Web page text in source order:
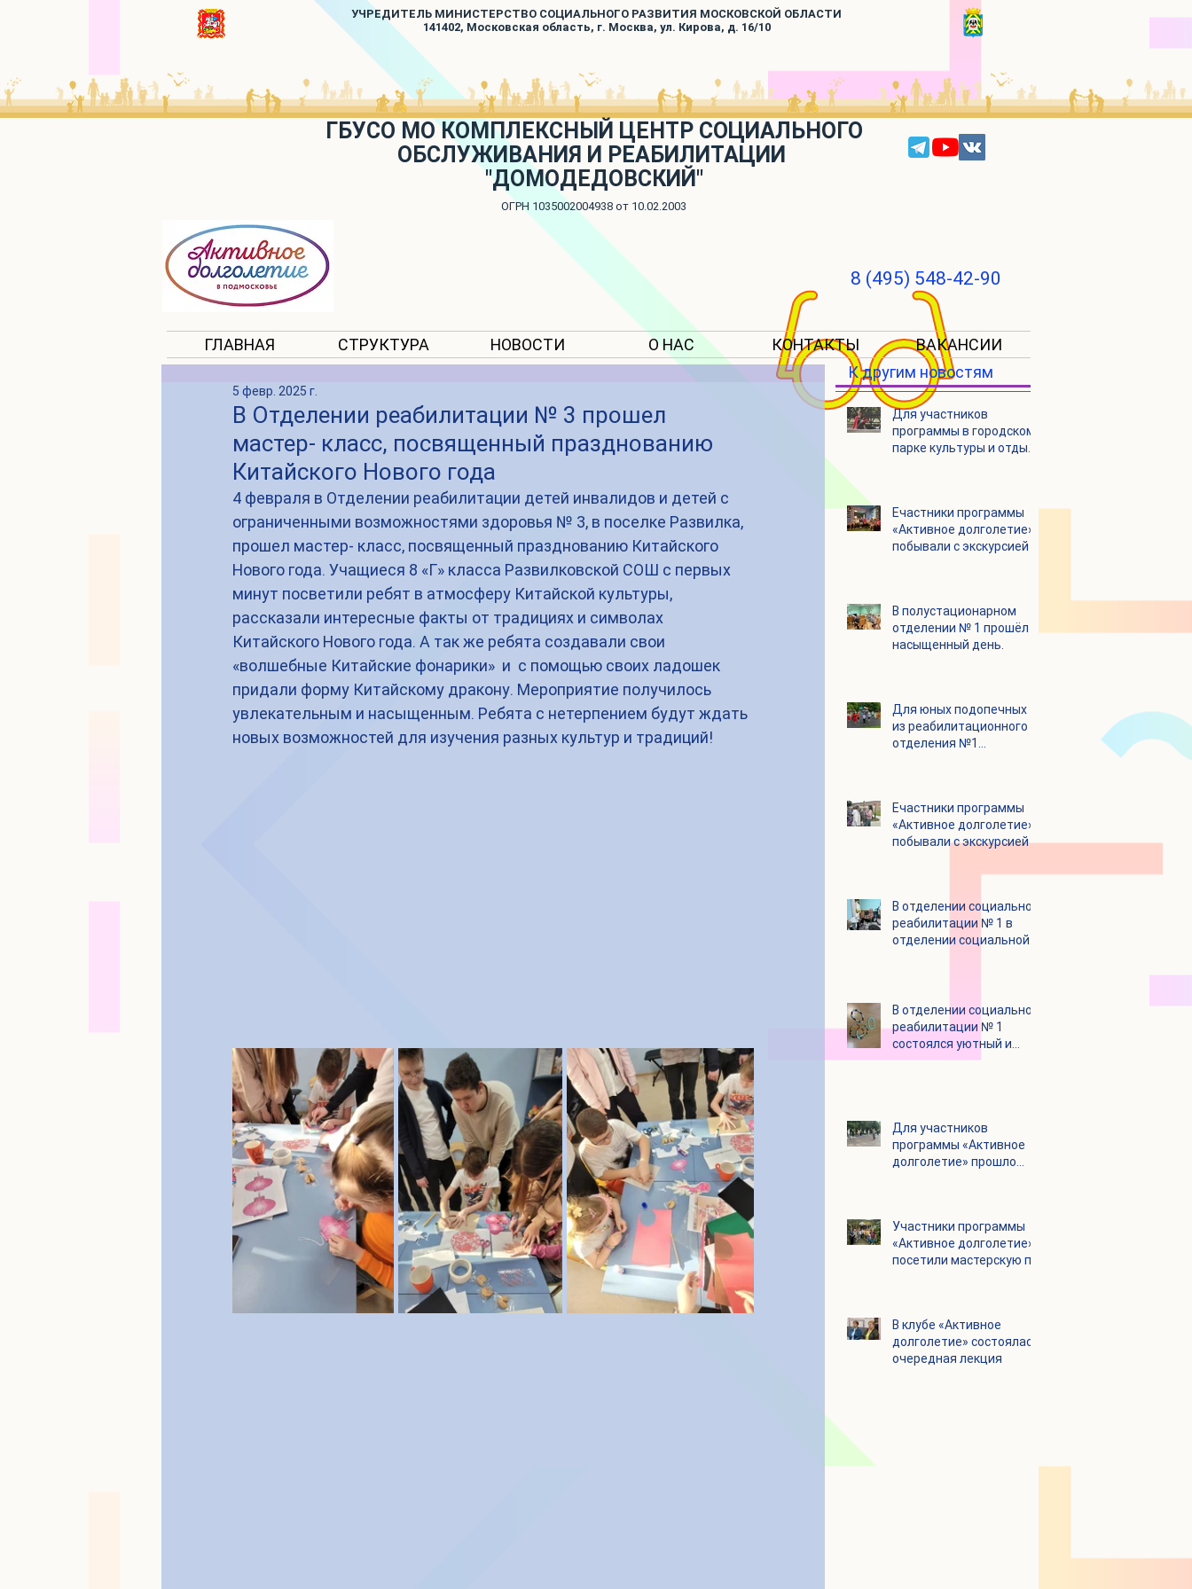
УЧРЕДИТЕЛЬ МИНИСТЕРСТВО СОЦИАЛЬНОГО РАЗВИТИЯ МОСКОВСКОЙ ОБЛАСТИ
141402, Московская область, г. Москва, ул. Кирова, д. 16/10
ГБУСО МО КОМПЛЕКСНЫЙ ЦЕНТР СОЦИАЛЬНОГО
ОБСЛУЖИВАНИЯ И РЕАБИЛИТАЦИИ
"ДОМОДЕДОВСКИЙ"
ОГРН 1035002004938 от 10.02.2003
8 (495) 548-42-90
ГЛАВНАЯ СТРУКТУРА НОВОСТИ О НАС КОНТАКТЫ ВАКАНСИИ
В Отделении реабилитации № 3 прошел
мастер- класс, посвященный празднованию
Китайского Нового года
5 февр. 2025 г.
4 февраля в Отделении реабилитации детей инвалидов и детей с
ограниченными возможностями здоровья № 3, в поселке Развилка,
прошел мастер- класс, посвященный празднованию Китайского
Нового года. Учащиеся 8 «Г» класса Развилковской СОШ с первых
минут посветили ребят в атмосферу Китайской культуры,
рассказали интересные факты от традициях и символах
Китайского Нового года. А так же ребята создавали свои
«волшебные Китайские фонарики»  и  с помощью своих ладошек
придали форму Китайскому дракону. Мероприятие получилось
увлекательным и насыщенным. Ребята с нетерпением будут ждать
новых возможностей для изучения разных культур и традиций!
К другим новостям
Для участников
программы в городском
парке культуры и отдыха
Eчастники программы
«Активное долголетие»
побывали с экскурсией в
В полустационарном
отделении № 1 прошёл
насыщенный день.
Для юных подопечных
из реабилитационного
отделения №1
Eчастники программы
«Активное долголетие»
побывали с экскурсией в
В отделении социальной
реабилитации № 1 в
отделении социальной
В отделении социальной
реабилитации № 1
состоялся уютный и
очень душевный
Для участников
программы «Активное
долголетие» прошло
Участники программы
«Активное долголетие»
посетили мастерскую по
В клубе «Активное
долголетие» состоялась
очередная лекция